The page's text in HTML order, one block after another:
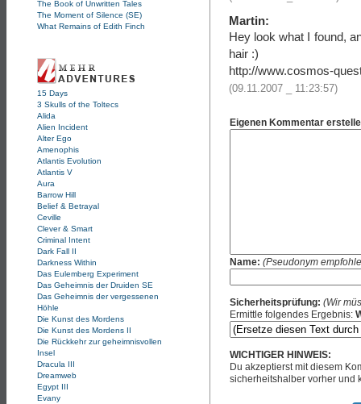
The Book of Unwritten Tales
The Moment of Silence (SE)
What Remains of Edith Finch
15 Days
3 Skulls of the Toltecs
Alida
Alien Incident
Alter Ego
Amenophis
Atlantis Evolution
Atlantis V
Aura
Barrow Hill
Belief & Betrayal
Ceville
Clever & Smart
Criminal Intent
Dark Fall II
Darkness Within
Das Eulemberg Experiment
Das Geheimnis der Druiden SE
Das Geheimnis der vergessenen
Höhle
Die Kunst des Mordens
Die Kunst des Mordens II
Die Rückkehr zur geheimnisvollen
Insel
Dracula III
Dreamweb
Egypt III
Evany
Martin:
Hey look what I found,
hair :)
http://www.cosmos-
(09.11.2007 _ 11:23:57)
Eigenen Kommentar
Name: (Pseudonym
Sicherheitsprüfung: (Wir
Ermittle folgendes Ergebnis:
WICHTIGER HINWEIS:
Du akzeptierst mit diesem
sicherheitshalber vorher und